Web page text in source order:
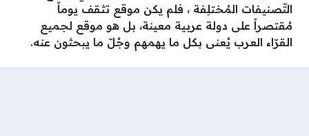
التّصنيفات المُختلِفة ، فلم يكن موقع تثقف يوماً
مُقتصراً على دولة عربية معينة، بل هو موقع لجميع
القرّاء العرب يُعنى بكل ما يهمهم وجُلّ ما يبحثون عنه.